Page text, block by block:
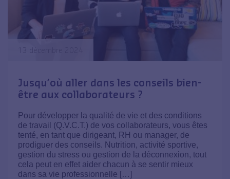
Jusqu’où aller dans les conseils bien-
être aux collaborateurs ?
Pour développer la qualité de vie et des conditions
de travail (Q.V.C.T.) de vos collaborateurs, vous êtes
tenté, en tant que dirigeant, RH ou manager, de
prodiguer des conseils. Nutrition, activité sportive,
gestion du stress ou gestion de la déconnexion, tout
cela peut en effet aider chacun à se sentir mieux
dans sa vie professionnelle […]